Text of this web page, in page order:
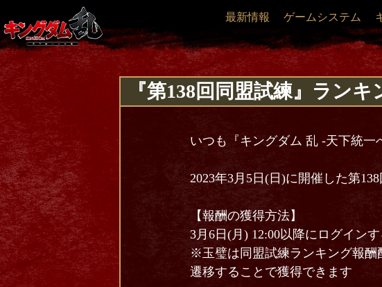
最新情報 ゲームシステム
『第138回同盟試練』ラン
いつも『キングダム 乱 -天下統一
2023年3月5日(日)に開催した第
【報酬の獲得方法】
3月6日(月) 12:00以降にログイン
※玉璧は同盟試練ランキング報酬
遷移することで獲得できます